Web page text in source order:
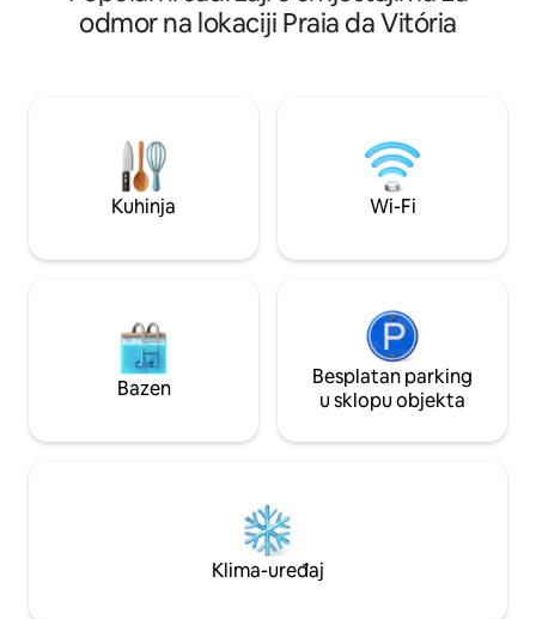
u selu. Aktivnosti u blizini uključuju
do Heroismo.
Pružamo sve
bismo vam
brojnim
ga čini krajnjim
sljedeću otočnu
odmor na lokaciji Praia da Vitória
Kuhinja Wi-Fi
Bazen
Besplatan parking
u sklopu objekta
Klima-uređaj